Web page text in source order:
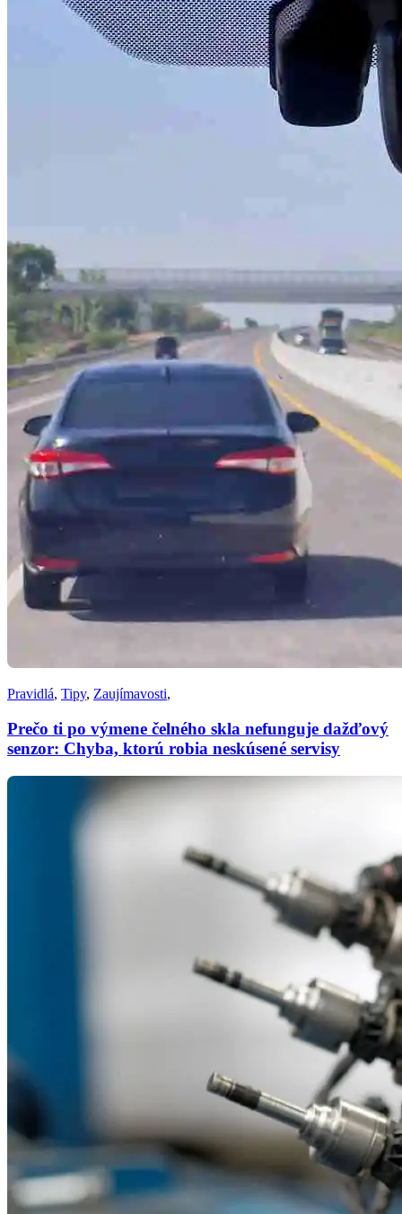
Pravidlá, Tipy, Zaujímavosti,
Prečo ti po výmene čelného skla nefunguje dažďový
senzor: Chyba, ktorú robia neskúsené servisy